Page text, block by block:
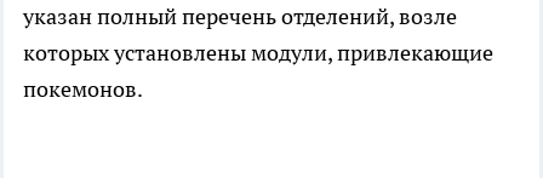
указан полный перечень отделений, возле
которых установлены модули, привлекающие
покемонов.